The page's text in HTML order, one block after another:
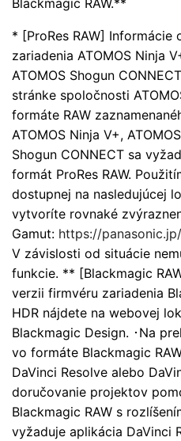
* [ProRes RAW]
zariadenia ATOMOS Ninja
ATOMOS Shogun
stránke spoločnosti
formáte RAW
ATOMOS Ninja V+,
Shogun CONNECT sa
formát ProRes RAW.
dostupnej na nasledujúcej
vytvoríte rovnaké
Gamut: https://
V závislosti od situácie
funkcie. ** [Blackmagic
verzii firmvéru zariadenia
HDR nájdete na webovej
Blackmagic Design. ･Na
vo formáte Blackmagic
DaVinci Resolve alebo
doručovanie projektov
Blackmagic RAW s
vyžaduje aplikácia DaVinci